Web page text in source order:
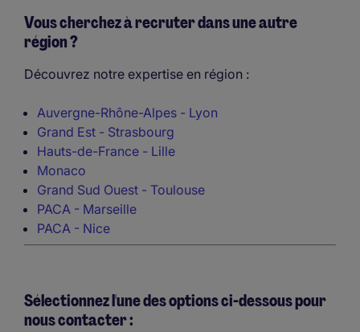
Vous cherchez à recruter dans une autre
région ?
Découvrez notre expertise en région :
Auvergne-Rhône-Alpes - Lyon
Grand Est - Strasbourg
Hauts-de-France - Lille
Monaco
Grand Sud Ouest - Toulouse
PACA - Marseille
PACA - Nice
Sélectionnez l'une des options ci-dessous pour
nous contacter :